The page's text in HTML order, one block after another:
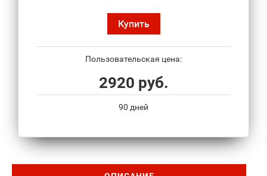
Купить
Пользовательская цена:
2920 руб.
90 дней